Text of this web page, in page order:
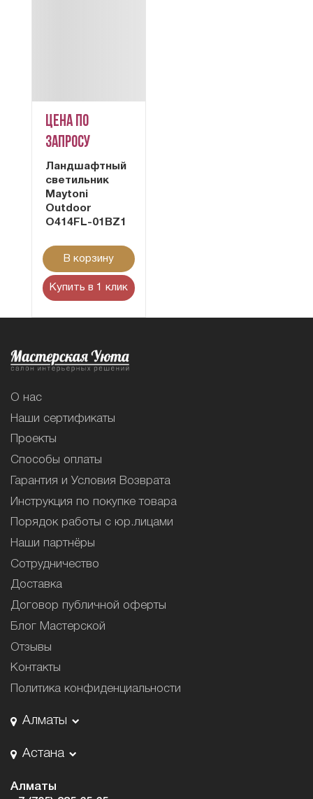
Цена по
запросу
Ландшафтный
светильник
Maytoni
Outdoor
O414FL-01BZ1
В корзину
Купить в 1 клик
О нас
Наши сертификаты
Проекты
Способы оплаты
Гарантия и Условия Возврата
Инструкция по покупке товара
Порядок работы с юр.лицами
Наши партнёры
Сотрудничество
Доставка
Договор публичной оферты
Блог Мастерской
Отзывы
Контакты
Политика конфиденциальности
Алматы
Астана
Алматы